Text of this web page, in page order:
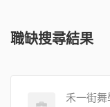
職缺搜尋結果
禾一街舞